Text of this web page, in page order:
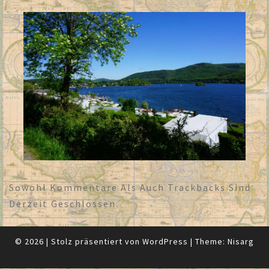
Sowohl Kommentare Als Auch Trackbacks Sind
Derzeit Geschlossen.
© 2026 | Stolz präsentiert von WordPress | Theme: Nisarg